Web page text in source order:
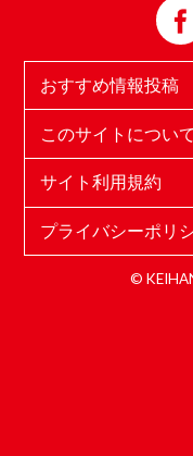
おすすめ情報投稿
このサイトについて
サイト利用規約
プライバシーポリ
©